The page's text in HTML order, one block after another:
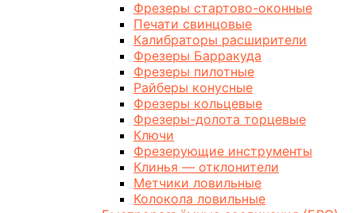
Фрезеры стартово-оконные
Печати свинцовые
Калибраторы расширители
Фрезеры Барракуда
Фрезеры пилотные
Райберы конусные
Фрезеры кольцевые
Фрезеры-долота торцевые
Ключи
Фрезерующие инструменты
Клинья — отклонители
Метчики ловильные
Колокола ловильные